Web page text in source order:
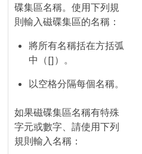
碟集區名稱。使用下列規
則輸入磁碟集區的名稱：
將所有名稱括在方括弧
中（[]）。
以空格分隔每個名稱。
如果磁碟集區名稱有特殊
字元或數字、請使用下列
規則輸入名稱：